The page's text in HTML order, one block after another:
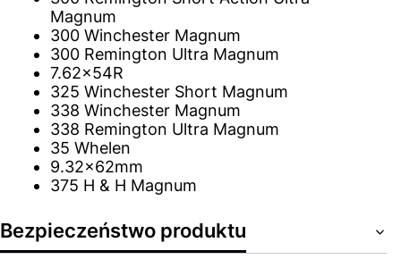
Magnum
300 Winchester Magnum
300 Remington Ultra Magnum
7.62x54R
325 Winchester Short Magnum
338 Winchester Magnum
338 Remington Ultra Magnum
35 Whelen
9.32x62mm
375 H & H Magnum
Bezpieczeństwo produktu